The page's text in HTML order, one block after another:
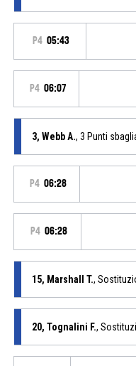
P4 05:43
P4 06:07
3, Webb A., 3 Punti
P4 06:28
P4 06:28
15, Marshall T.,
20, Tognalini F.,